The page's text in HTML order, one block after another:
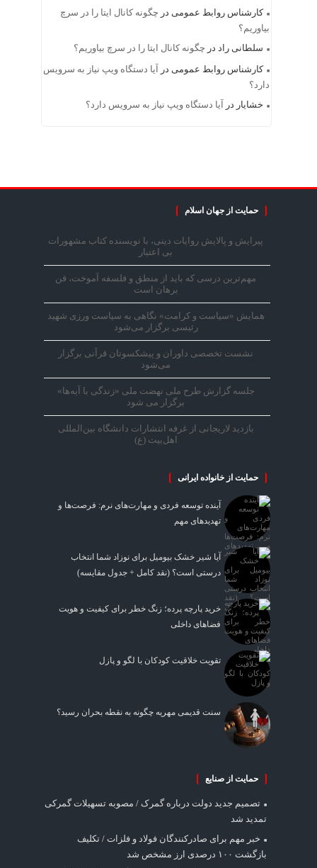
کارشناس روابط عمومی در چگونه کانال ایتا را در سرچ
بیاوریم؟
سلطانی راد در چگونه کانال ایتا را در سرچ بیاوریم؟
کارشناس روابط عمومی در
آیا دستگاه ویپ نیاز به سرویس
دارد؟
خشایار در آیا دستگاه ویپ نیاز به سرویس دارد؟
حمایت از جهان اسلام
پیرایش و پالایش روایات دینی، با نویسنده کتاب مشهورات
بی اعتبار
مهم‌ترین درسی که باید از منطق و فلسفه آموخت، فن
برهان است
همایش «سیاست و کرامت» نگاهی به سیاست ورزی شهید
رئیسی برگزار می‌شود
نشست تخصصی داوران و پیشکسوتان قرآنی برگزار
می‌شود
جلسه گزارش طرح ملی نهضت ملی «زندگی با آیه‌ها»
برگزار می شود
بازدید لاریجانی از غرفه انتشارات دانشگاه بین‌المللی
اهل‌بیت (ع)
حمایت از خانواده ایرانی
آینده توسعه فردی و مهارت‌های نرم: فرصت‌ها و
تهدیدهای مهم
آیا شیر خشک بیومیل برای نوزاد شما انتخاب
درستی است؟ (نقد کامل + جدول مقایسه)
خرید پارچه پرده؛ زنگ خطر برای کیفیت و هویت
فضاهای داخلی
تقویت خلاقیت کودکان با لگو و پازل
سنت قدیمی مهریه چگونه به نقطه بحران رسید؟
حمایت از صنایع
تصمیم جدید دولت درباره گمرک / مصوبه تسهیلات گمرکی
تمدید شد
خبر مهم برای صادرکنندگان فولاد و فلزات / تکلیف
بازگشت ۱۰۰ درصدی ارز مشخص شد